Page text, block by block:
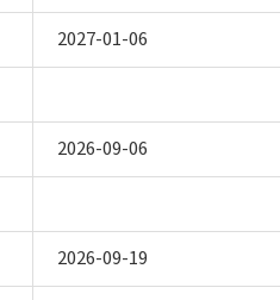
2027-01-06
2026-09-06
2026-09-19